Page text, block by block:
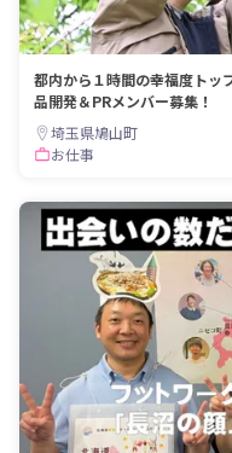
都内から１時間の幸福度トッ
品開発＆PRメンバー募集！
埼玉県鳩山町
お仕事